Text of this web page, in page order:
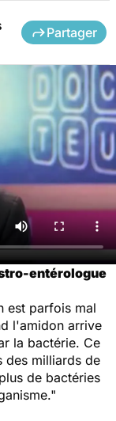
Partager
entérologue
est parfois mal
l'amidon arrive
la bactérie. Ce
des milliards de
de bactéries